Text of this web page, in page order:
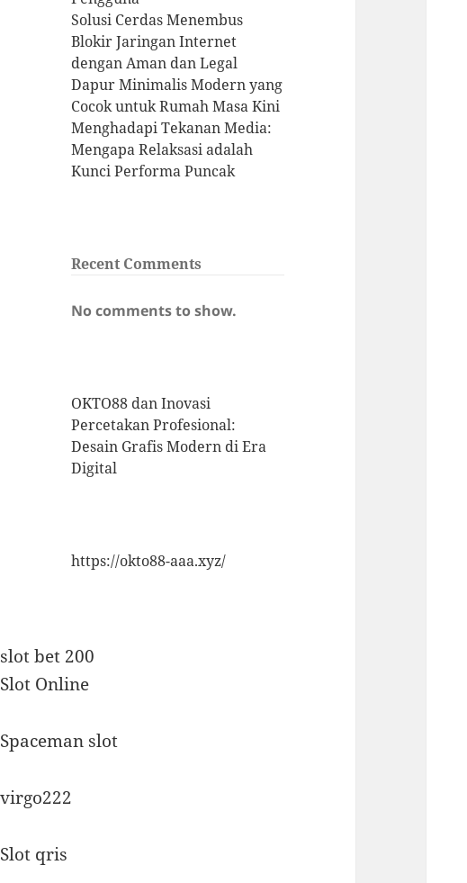
Solusi Cerdas Menembus
Blokir Jaringan Internet
dengan Aman dan Legal
Dapur Minimalis Modern yang
Cocok untuk Rumah Masa Kini
Menghadapi Tekanan Media:
Mengapa Relaksasi adalah
Kunci Performa Puncak
Recent Comments
No comments to show.
OKTO88 dan Inovasi
Percetakan Profesional:
Desain Grafis Modern di Era
Digital
https://okto88-aaa.xyz/
slot bet 200
Slot Online
Spaceman slot
virgo222
Slot qris